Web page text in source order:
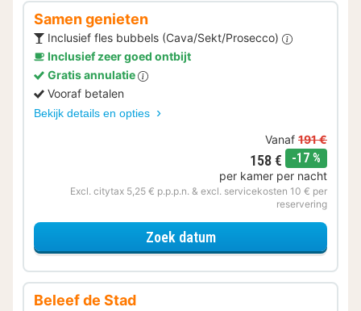
Samen genieten
Inclusief fles bubbels (Cava/Sekt/Prosecco)
Inclusief zeer goed ontbijt
Gratis annulatie
Vooraf betalen
Bekijk details en opties
Vanaf 191 €
158 € -17 %
per kamer per nacht
Excl. citytax 5,25 € p.p.p.n. & excl. servicekosten 10 € per
reservering
Zoek datumvoor Samen genieten
Beleef de Stad